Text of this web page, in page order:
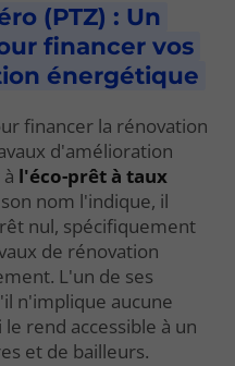
(PTZ) : Un
financer vos
énergétique
financer la rénovation
d'amélioration
l'éco-prêt à taux
nom l'indique, il
nul, spécifiquement
de rénovation
L'un de ses
n'implique aucune
rend accessible à un
et de bailleurs.